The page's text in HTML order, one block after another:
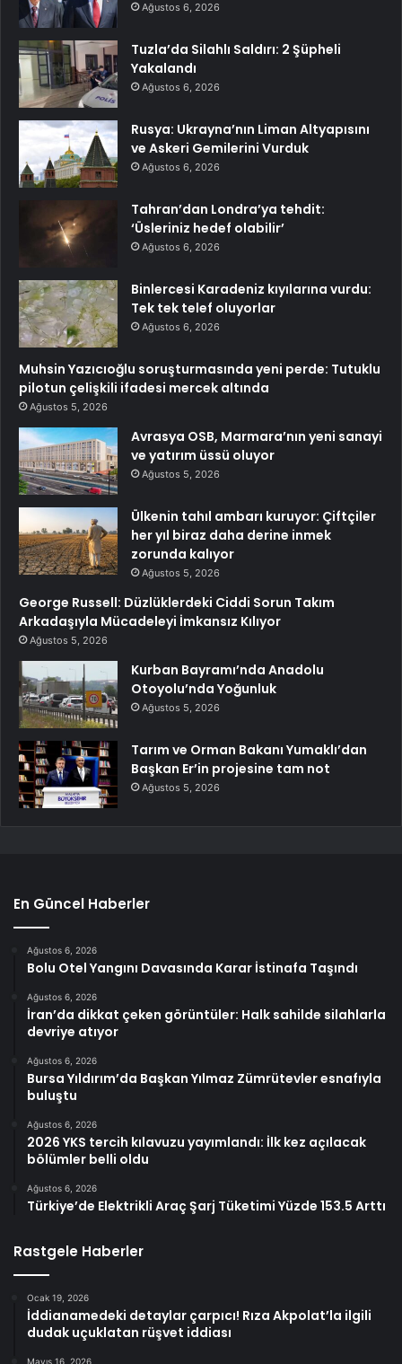
Ağustos 6, 2026
Tuzla’da Silahlı Saldırı: 2 Şüpheli
Yakalandı
Ağustos 6, 2026
Rusya: Ukrayna’nın Liman Altyapısını
ve Askeri Gemilerini Vurduk
Ağustos 6, 2026
Tahran’dan Londra’ya tehdit:
‘Üsleriniz hedef olabilir’
Ağustos 6, 2026
Binlercesi Karadeniz kıyılarına vurdu:
Tek tek telef oluyorlar
Ağustos 6, 2026
Muhsin Yazıcıoğlu soruşturmasında yeni perde: Tutuklu
pilotun çelişkili ifadesi mercek altında
Ağustos 5, 2026
Avrasya OSB, Marmara’nın yeni sanayi
ve yatırım üssü oluyor
Ağustos 5, 2026
Ülkenin tahıl ambarı kuruyor: Çiftçiler
her yıl biraz daha derine inmek
zorunda kalıyor
Ağustos 5, 2026
George Russell: Düzlüklerdeki Ciddi Sorun Takım
Arkadaşıyla Mücadeleyi İmkansız Kılıyor
Ağustos 5, 2026
Kurban Bayramı’nda Anadolu
Otoyolu’nda Yoğunluk
Ağustos 5, 2026
Tarım ve Orman Bakanı Yumaklı’dan
Başkan Er’in projesine tam not
Ağustos 5, 2026
En Güncel Haberler
Ağustos 6, 2026
Bolu Otel Yangını Davasında Karar İstinafa Taşındı
Ağustos 6, 2026
İran’da dikkat çeken görüntüler: Halk sahilde silahlarla
devriye atıyor
Ağustos 6, 2026
Bursa Yıldırım’da Başkan Yılmaz Zümrütevler esnafıyla
buluştu
Ağustos 6, 2026
2026 YKS tercih kılavuzu yayımlandı: İlk kez açılacak
bölümler belli oldu
Ağustos 6, 2026
Türkiye’de Elektrikli Araç Şarj Tüketimi Yüzde 153.5 Arttı
Rastgele Haberler
Ocak 19, 2026
İddianamedeki detaylar çarpıcı! Rıza Akpolat’la ilgili
dudak uçuklatan rüşvet iddiası
Mayıs 16, 2026